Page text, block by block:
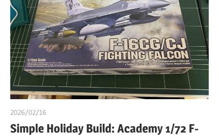
2026/02/16
Simple Holiday Build: Academy 1/72 F-